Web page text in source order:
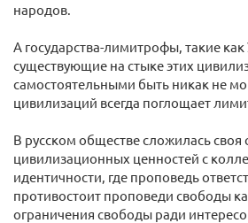
народов.
А государства-лимитрофы, такие
существующие на стыке этих
самостоятельными быть никак не
цивилизаций всегда поглощает
В русском обществе сложилась своя
цивилизационных ценностей с
идентичности, где проповедь
противостоит проповеди свободы
ограничения свободы ради